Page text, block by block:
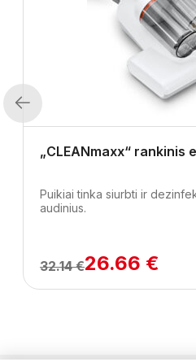
Previous
„CLEANmaxx“ rankinis
Puikiai tinka siurbti ir
audinius.
32.14 €26.66 €